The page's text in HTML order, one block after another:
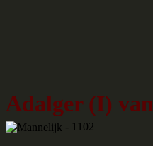
Adalger (I)
- 1102